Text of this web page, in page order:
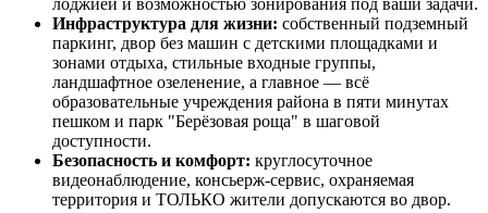
Инфраструктура для жизни: собственный подземный
паркинг, двор без машин с детскими площадками и
зонами отдыха, стильные входные группы,
ландшафтное озеленение, а главное — всё
образовательные учреждения района в пяти минутах
пешком и парк "Берёзовая роща" в шаговой
доступности.
Безопасность и комфорт: круглосуточное
видеонаблюдение, консьерж-сервис, охраняемая
территория и ТОЛЬКО жители допускаются во двор.